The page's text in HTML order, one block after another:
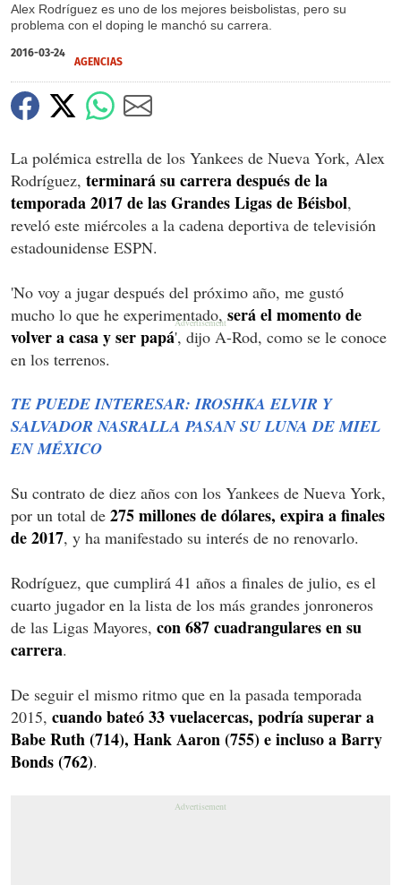
Alex Rodríguez es uno de los mejores beisbolistas, pero su
problema con el doping le manchó su carrera.
2016-03-24
AGENCIAS
La polémica estrella de los Yankees de Nueva York, Alex
Rodríguez, terminará su carrera después de la
temporada 2017 de las Grandes Ligas de Béisbol,
reveló este miércoles a la cadena deportiva de televisión
estadounidense ESPN.
'No voy a jugar después del próximo año, me gustó
mucho lo que he experimentado, será el momento de
volver a casa y ser papá', dijo A-Rod, como se le conoce
en los terrenos.
TE PUEDE INTERESAR: IROSHKA ELVIR Y
SALVADOR NASRALLA PASAN SU LUNA DE MIEL
EN MÉXICO
Su contrato de diez años con los Yankees de Nueva York,
por un total de 275 millones de dólares, expira a finales
de 2017, y ha manifestado su interés de no renovarlo.
Rodríguez, que cumplirá 41 años a finales de julio, es el
cuarto jugador en la lista de los más grandes jonroneros
de las Ligas Mayores, con 687 cuadrangulares en su
carrera.
De seguir el mismo ritmo que en la pasada temporada
2015, cuando bateó 33 vuelacercas, podría superar a
Babe Ruth (714), Hank Aaron (755) e incluso a Barry
Bonds (762).